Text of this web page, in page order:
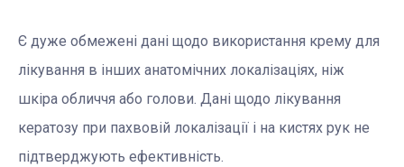
Є дуже обмежені дані щодо використання крему для
лікування в інших анатомічних локалізаціях, ніж
шкіра обличчя або голови. Дані щодо лікування
кератозу при пахвовій локалізації і на кистях рук не
підтверджують ефективність.